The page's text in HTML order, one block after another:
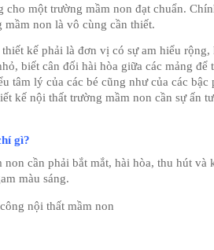
một trường mầm non đạt chuẩn.
non là vô cùng cần thiết.
kế phải là đơn vị có sự am hiểu rộng,
biết cân đối hài hòa giữa các mảng để
lý của các bé cũng như của các
kế nội thất trường mầm non cần sự ấn
gì?
cần phải bắt mắt, hài hòa, thu hút
màu sáng.